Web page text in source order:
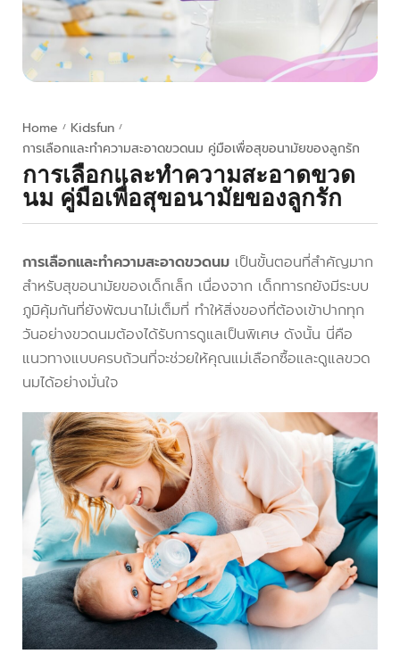
Home / Kidsfun /
การเลือกและทำความสะอาดขวดนม คู่มือเพื่อสุขอนามัยของลูกรัก
การเลือกและทำความสะอาดขวด
นม คู่มือเพื่อสุขอนามัยของลูกรัก
การเลือกและทำความสะอาดขวดนม เป็นขั้นตอนที่สำคัญมาก
สำหรับสุขอนามัยของเด็กเล็ก เนื่องจาก เด็กทารกยังมีระบบ
ภูมิคุ้มกันที่ยังพัฒนาไม่เต็มที่ ทำให้สิ่งของที่ต้องเข้าปากทุก
วันอย่างขวดนมต้องได้รับการดูแลเป็นพิเศษ ดังนั้น นี่คือ
แนวทางแบบครบถ้วนที่จะช่วยให้คุณแม่เลือกซื้อและดูแลขวด
นมได้อย่างมั่นใจ